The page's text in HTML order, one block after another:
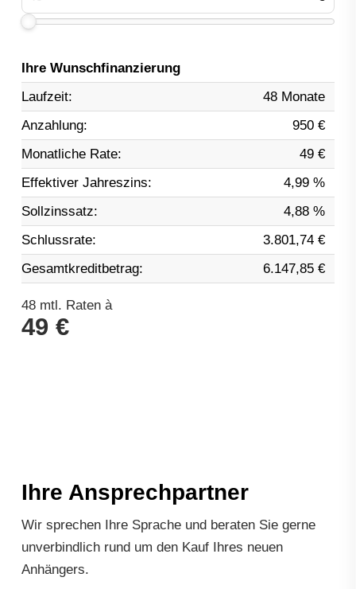
Ihre Wunschfinanzierung
Laufzeit:
48 Monate
Anzahlung:
950 €
Monatliche Rate:
49 €
Effektiver Jahreszins:
4,99 %
Sollzinssatz:
4,88 %
Schlussrate:
3.801,74 €
Gesamtkreditbetrag:
6.147,85 €
48mtl. Raten à
49 €
Ihre Ansprechpartner
Wir sprechen Ihre Sprache und beraten Sie gerne
unverbindlich rund um den Kauf Ihres neuen
Anhängers.